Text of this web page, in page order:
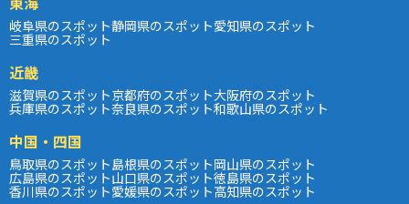
岐阜県のスポット静岡県のスポット愛知県のスポット
三重県のスポット
近畿
滋賀県のスポット京都府のスポット大阪府のスポット
兵庫県のスポット奈良県のスポット和歌山県のスポット
中国・四国
鳥取県のスポット島根県のスポット岡山県のスポット
広島県のスポット山口県のスポット徳島県のスポット
香川県のスポット愛媛県のスポット高知県のスポット